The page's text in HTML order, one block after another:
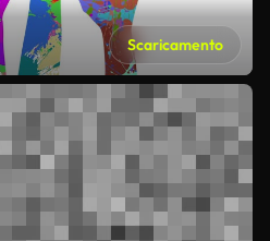
Scaricamento